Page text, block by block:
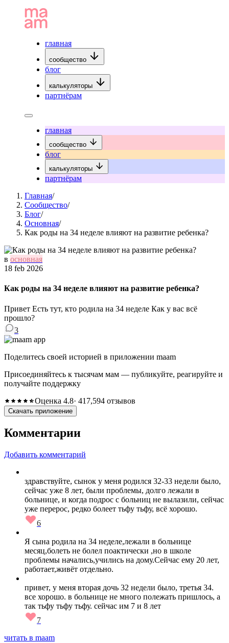
главная
сообщество
блог
калькуляторы
партнёрам
главная
сообщество
блог
калькуляторы
партнёрам
Главная/
Сообщество/
Блог/
Основная/
Как роды на 34 неделе влияют на развитие ребенка?
в основная
18 feb 2026
Как роды на 34 неделе влияют на развитие ребенка?
Привет Есть тут, кто родила на 34 неделе Как у вас всё
прошло?
3
Поделитесь своей историей в приложении maam
Присоединяйтесь к тысячам мам — публикуйте, реагируйте и
получайте поддержку
Оценка 4.8· 417,594 отзывов
Скачать приложение
Комментарии
Добавить комментарий
здравствуйте, сынок у меня родился 32-33 недели было,
сейчас уже 8 лет, были проблемы, долго лежали в
больнице, и когда подрос с больниц не вылазили, сейчас
уже перерос, редко болеет тьфу тьфу, всё хорошо.
6
Я сына родила на 34 неделе,лежали в больнице
месяц,болеть не болел поактически ,но в школе
проблемы начались,учились на дому.Сейчас ему 20 лет,
работает,живёт отдельно.
привет, у меня вторая дочь 32 недели было, третья 34.
все хорошо. в больнице не много полежать пришлось, а
так тьфу тьфу тьфу. сейчас им 7 и 8 лет
7
читать в maam